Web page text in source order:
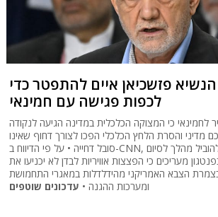
פזשכיאן איים להתפטר כדי
לכפות פגישה עם חמינאי
לחמינאי כי המצוקה הכלכלית במדינה הגיעה לנקודה
והסרת הלחץ הכלכלי הפכו לצורך דחוף שאינו
סובל דחייה • על פי הדיווח ב-CNN, גנרל קיין מנסה להוביל מהלך לסיום
מעריכים כי הפצצות אוויריות לבדן לא יכניעו את
הצבא האמריקני מהידלדלות במאגרי התחמושת
ומערכות ההגנה • עדכונים שוטפים